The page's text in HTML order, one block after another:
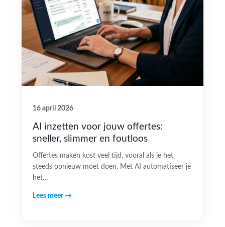
16 april 2026
AI inzetten voor jouw offertes:
sneller, slimmer en foutloos
Offertes maken kost veel tijd, vooral als je het
steeds opnieuw moet doen. Met AI automatiseer je
het…
Lees meer →